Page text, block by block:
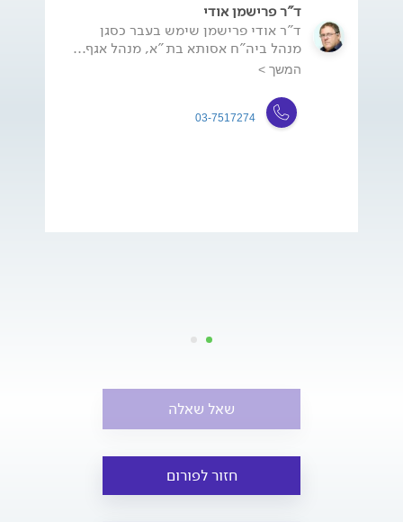
ד"ר פרישמן אודי
ד"ר אודי פרישמן שימש בעבר כסגן
מנהל ביה"ח אסותא בת"א, מנהל אגף...
המשך >
03-7517274
שאל שאלה
חזור לפורום